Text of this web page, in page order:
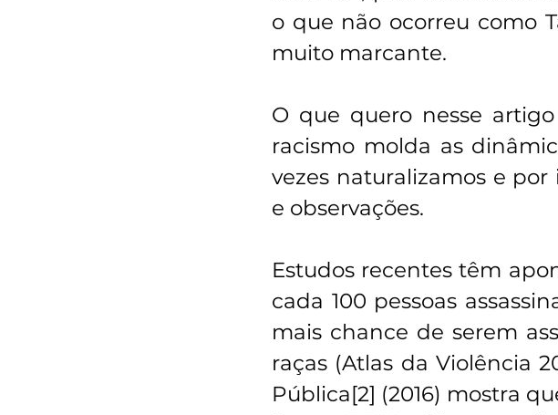
o que não ocorreu como
muito marcante.
O que quero nesse
racismo molda as
vezes naturalizamos e
e observações.
Estudos recentes têm
cada 100 pessoas
mais chance de serem
raças (Atlas da Violência
Pública[2] (2016) mostra